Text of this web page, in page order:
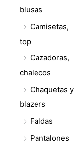
blusas
Camisetas,
top
Cazadoras,
chalecos
Chaquetas y
blazers
Faldas
Pantalones